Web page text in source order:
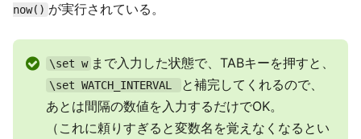
now() が実行されている。
\set w まで入力した状態で、TABキーを押すと、
\set WATCH_INTERVAL
と補完してくれるので、
あとは間隔の数値を入力するだけでOK。
（これに頼りすぎると変数名を覚えなくなるとい